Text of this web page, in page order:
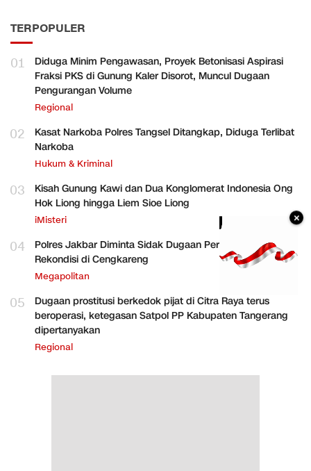
TERPOPULER
01
Diduga Minim Pengawasan, Proyek Betonisasi Aspirasi
Fraksi PKS di Gunung Kaler Disorot, Muncul Dugaan
Pengurangan Volume
Regional
02
Kasat Narkoba Polres Tangsel Ditangkap, Diduga Terlibat
Narkoba
Hukum & Kriminal
03
Kisah Gunung Kawi dan Dua Konglomerat Indonesia Ong
Hok Liong hingga Liem Sioe Liong
iMisteri
04
Polres Jakbar Diminta Sidak Dugaan Perakitan HP
Rekondisi di Cengkareng
Megapolitan
05
Dugaan prostitusi berkedok pijat di Citra Raya terus
beroperasi, ketegasan Satpol PP Kabupaten Tangerang
dipertanyakan
Regional
×